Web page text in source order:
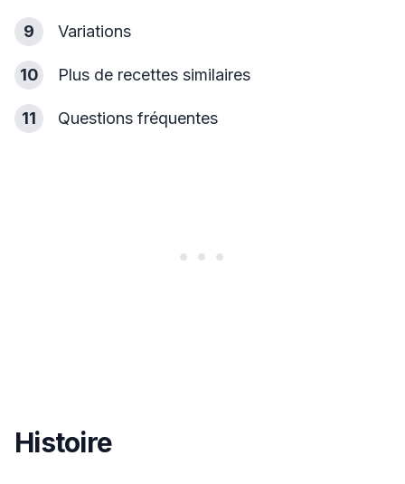
9 Variations
10 Plus de recettes similaires
11 Questions fréquentes
Histoire